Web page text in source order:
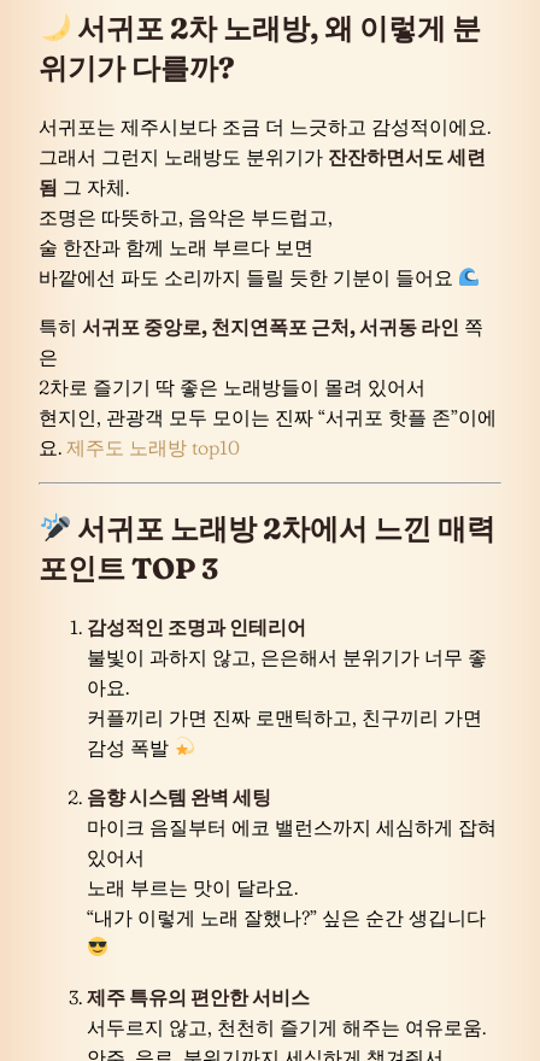
서귀포 2차 노래방, 왜 이렇게 분
위기가 다를까?
서귀포는 제주시보다 조금 더 느긋하고 감성적이에요.
그래서 그런지 노래방도 분위기가 잔잔하면서도 세련
됨 그 자체.
조명은 따뜻하고, 음악은 부드럽고,
술 한잔과 함께 노래 부르다 보면
바깥에선 파도 소리까지 들릴 듯한 기분이 들어요
특히 서귀포 중앙로, 천지연폭포 근처, 서귀동 라인 쪽
은
2차로 즐기기 딱 좋은 노래방들이 몰려 있어서
현지인, 관광객 모두 모이는 진짜 “서귀포 핫플 존”이에
요. 제주도 노래방 top10
서귀포 노래방 2차에서 느낀 매력
포인트 TOP 3
감성적인 조명과 인테리어
불빛이 과하지 않고, 은은해서 분위기가 너무 좋
아요.
커플끼리 가면 진짜 로맨틱하고, 친구끼리 가면
감성 폭발
음향 시스템 완벽 세팅
마이크 음질부터 에코 밸런스까지 세심하게 잡혀
있어서
노래 부르는 맛이 달라요.
“내가 이렇게 노래 잘했나?” 싶은 순간 생깁니다
제주 특유의 편안한 서비스
서두르지 않고, 천천히 즐기게 해주는 여유로움.